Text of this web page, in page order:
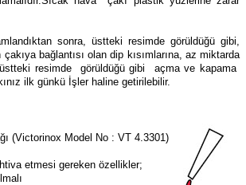
sonra, üstteki resimde görüldüğü gibi,
bağlantısı olan dip kısımlarına, az miktarda
resimde görüldüğü gibi açma ve kapama
ilk günkü İşler haline getirilebilir.
(Victorinox Model No : VT 4.3301)
etmesi gereken özellikler;